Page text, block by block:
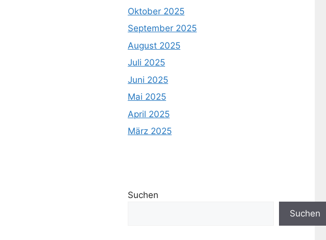
Oktober 2025
September 2025
August 2025
Juli 2025
Juni 2025
Mai 2025
April 2025
März 2025
Suchen
Suchen